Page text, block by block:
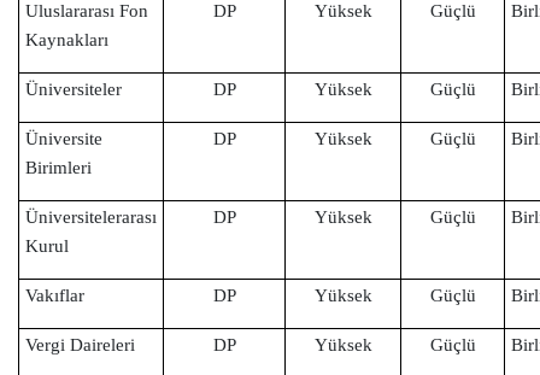
Uluslararası Fon
Kaynakları
DP Yüksek Güçlü
Üniversiteler DP Yüksek Güçlü
Üniversite
Birimleri
DP Yüksek Güçlü
Üniversitelerarası
Kurul
DP Yüksek Güçlü
Vakıflar DP Yüksek Güçlü
Vergi Daireleri DP Yüksek Güçlü